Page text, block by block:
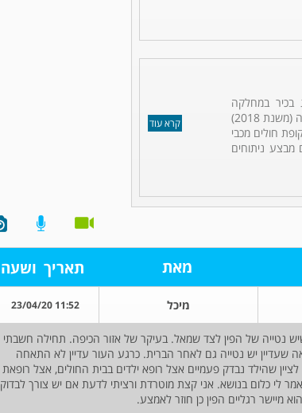
קרא עוד
בכיר במחלקה
האורולוגית במרכז הרפואי כרמל בחיפה (משנת 2018)
חולים מכבי
ניתוחים
מאת תאריך ושעה
מיכל 11:52 23/04/20
אני רואה שיש נטייה של הפין לצד שמאל. בעיקר של אזור הכיפה. תחילה חשבתי
שעדיין יש נטייה גם לאחר הברית. כרגע העור עדיין לא התאחה
שהילד נבדק פעמיים אצל רופא ילדים בבית החולים, אצל רופאת
לי כלום בנושא. אני קצת מוטרדת ורציתי לדעת אם יש צורך לבדוק
מיישר רגליים הפין כן חוזר לאמצע.